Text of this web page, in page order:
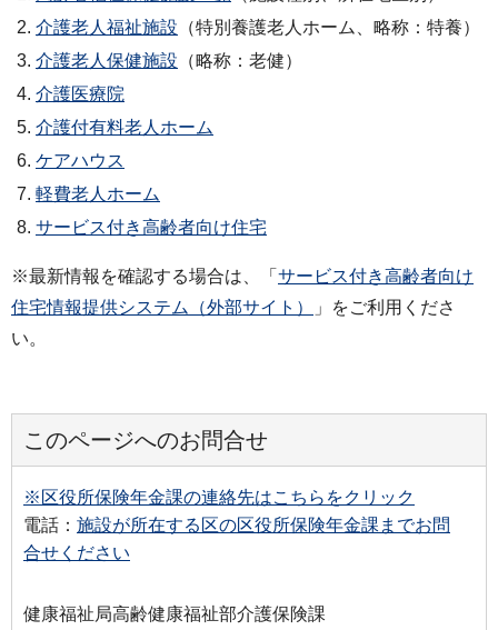
介護老人福祉施設 （特別養護老人ホーム、略称：特養）
介護老人保健施設 （略称：老健）
介護医療院
介護付有料老人ホーム
ケアハウス
軽費老人ホーム
サービス付き高齢者向け住宅
※最新情報を確認する場合は、「 サービス付き高齢者向け
住宅情報提供システム（外部サイト）
」をご利用くださ
い。
このページへのお問合せ
※区役所保険年金課の連絡先はこちらをクリック
電話： 施設が所在する区の区役所保険年金課までお問
合せください
健康福祉局高齢健康福祉部介護保険課